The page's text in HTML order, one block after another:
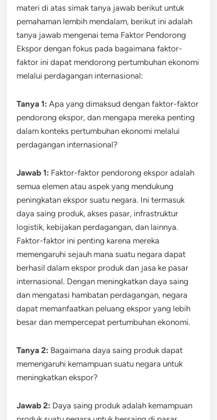
materi di atas simak tanya jawab berikut untuk
pemahaman lembih mendalam, berikut ini adalah
tanya jawab mengenai tema Faktor Pendorong
Ekspor dengan fokus pada bagaimana faktor-
faktor ini dapat mendorong pertumbuhan ekonomi
melalui perdagangan internasional:
Tanya 1: Apa yang dimaksud dengan faktor-faktor
pendorong ekspor, dan mengapa mereka penting
dalam konteks pertumbuhan ekonomi melalui
perdagangan internasional?
Jawab 1: Faktor-faktor pendorong ekspor adalah
semua elemen atau aspek yang mendukung
peningkatan ekspor suatu negara. Ini termasuk
daya saing produk, akses pasar, infrastruktur
logistik, kebijakan perdagangan, dan lainnya.
Faktor-faktor ini penting karena mereka
memengaruhi sejauh mana suatu negara dapat
berhasil dalam ekspor produk dan jasa ke pasar
internasional. Dengan meningkatkan daya saing
dan mengatasi hambatan perdagangan, negara
dapat memanfaatkan peluang ekspor yang lebih
besar dan mempercepat pertumbuhan ekonomi.
Tanya 2: Bagaimana daya saing produk dapat
memengaruhi kemampuan suatu negara untuk
meningkatkan ekspor?
Jawab 2: Daya saing produk adalah kemampuan